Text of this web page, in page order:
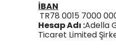
İBAN
TR78 0015 7000
Hesap Adı :Adella
Ticaret Limited